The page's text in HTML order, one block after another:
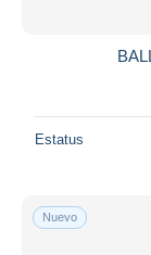
Estatus
Nuevo